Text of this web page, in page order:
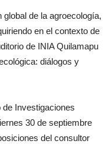
de la agroecología,
en el contexto de
de INIA Quilamapu
diálogos y
de Investigaciones
30 de septiembre
del consultor